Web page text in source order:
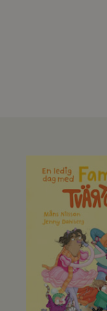
OM BOKEN
Det här är familjen
en helt vanlig
kalsongerna
precis som alla
och då ska
riktigt roligt,
Det blir
skriker
badhuset och
Okej, suckar